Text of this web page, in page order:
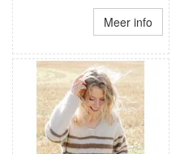
Meer info